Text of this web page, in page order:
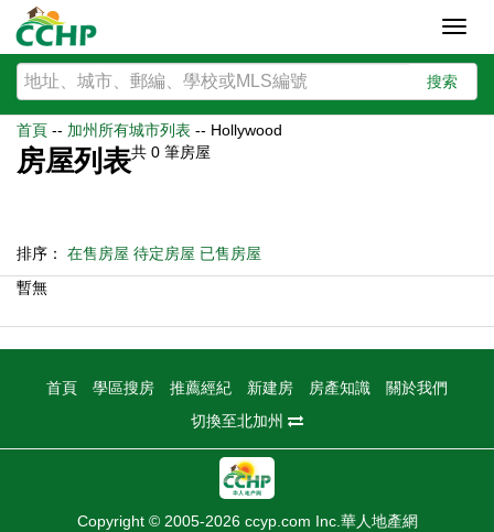
搜索
首頁 -- 加州所有城市列表 -- Hollywood
房屋列表共 0 筆房屋
排序： 在售房屋 待定房屋 已售房屋
暫無
首頁 學區搜房 推薦經紀 新建房 房產知識
關於我們
切換至北加州
Copyright © 2005-2026 ccyp.com Inc.華人地產網